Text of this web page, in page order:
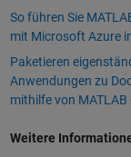
So führen Sie
mit Microsoft Azure
Paketieren
Anwendungen zu
mithilfe von MATLAB
Weitere